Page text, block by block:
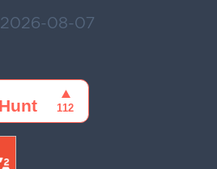
2026-08-07